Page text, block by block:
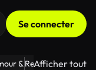
Se connecter
& Relations Le
Afficher tout